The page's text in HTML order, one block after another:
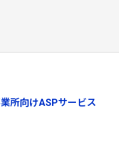
所向けASPサービス